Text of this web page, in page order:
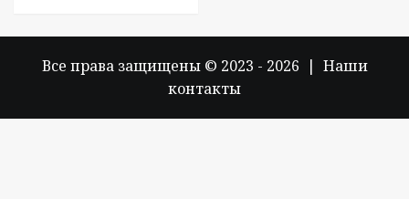
Все права защищены © 2023 - 2026 | Наши
контакты